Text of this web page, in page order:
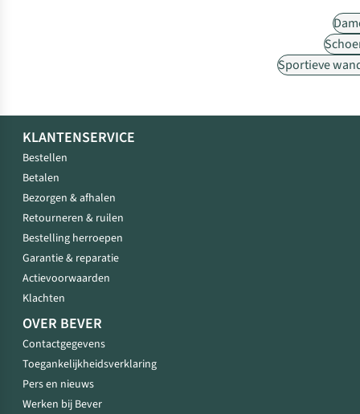
Sportieve
KLANTENSERVICE
Bestellen
Betalen
Bezorgen & afhalen
Retourneren & ruilen
Bestelling herroepen
Garantie & reparatie
Actievoorwaarden
Klachten
OVER BEVER
Contactgegevens
Toegankelijkheidsverklaring
Pers en nieuws
Werken bij Bever